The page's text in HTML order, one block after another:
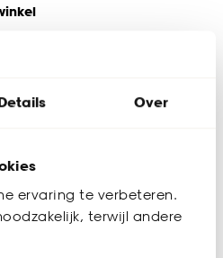
Over
ervaring te verbeteren.
terwijl andere
meekleurende achterzijde.
zelf te monteren en in te
doek te reinigen. Incl.